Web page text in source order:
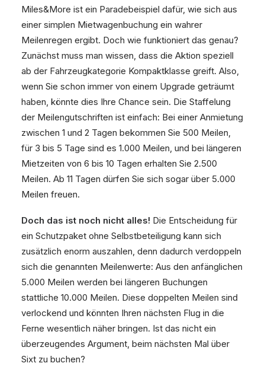
Miles&More ist ein Paradebeispiel dafür, wie sich aus
einer simplen Mietwagenbuchung ein wahrer
Meilenregen ergibt. Doch wie funktioniert das genau?
Zunächst muss man wissen, dass die Aktion speziell
ab der Fahrzeugkategorie Kompaktklasse greift. Also,
wenn Sie schon immer von einem Upgrade geträumt
haben, könnte dies Ihre Chance sein. Die Staffelung
der Meilengutschriften ist einfach: Bei einer Anmietung
zwischen 1 und 2 Tagen bekommen Sie 500 Meilen,
für 3 bis 5 Tage sind es 1.000 Meilen, und bei längeren
Mietzeiten von 6 bis 10 Tagen erhalten Sie 2.500
Meilen. Ab 11 Tagen dürfen Sie sich sogar über 5.000
Meilen freuen.
Doch das ist noch nicht alles! Die Entscheidung für
ein Schutzpaket ohne Selbstbeteiligung kann sich
zusätzlich enorm auszahlen, denn dadurch verdoppeln
sich die genannten Meilenwerte: Aus den anfänglichen
5.000 Meilen werden bei längeren Buchungen
stattliche 10.000 Meilen. Diese doppelten Meilen sind
verlockend und könnten Ihren nächsten Flug in die
Ferne wesentlich näher bringen. Ist das nicht ein
überzeugendes Argument, beim nächsten Mal über
Sixt zu buchen?